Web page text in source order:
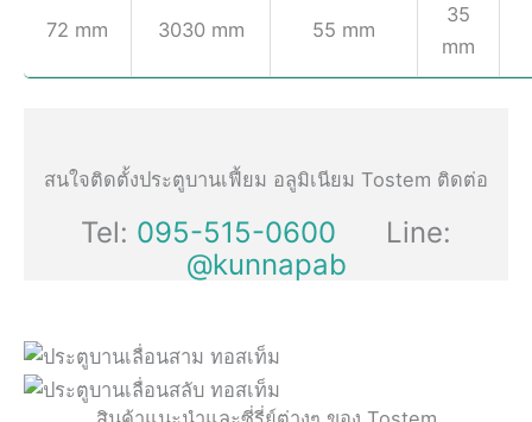
72 mm 3030 mm 55 mm
35
mm
สนใจติดตั้งประตูบานเฟี้ยม อลูมิเนียม Tostem ติดต่อ
Tel: 095-515-0600 Line:
@kunnapab